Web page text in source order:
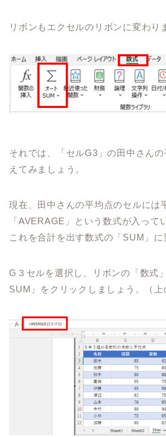
リボンもエクセルのリボンに変わり
それでは、「セルG3」の田中さん
えてみましょう。
現在、田中さんの平均点のセルには
「AVERAGE」という数式が入って
これを合計を出す数式の「SUM」に
G３セルを選択し、リボンの「数式
SUM」をクリックしましょう。（上